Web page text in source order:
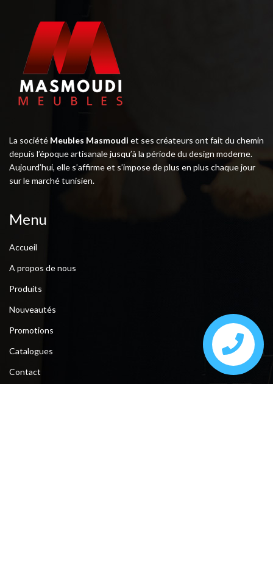
La société Meubles Masmoudi et ses créateurs ont fait du chemin
depuis l’époque artisanale jusqu’à la période du design moderne.
Aujourd’hui, elle s’affirme et s’impose de plus en plus chaque jour
sur le marché tunisien.
Menu
Accueil
A propos de nous
Produits
Nouveautés
Promotions
Catalogues
Contact